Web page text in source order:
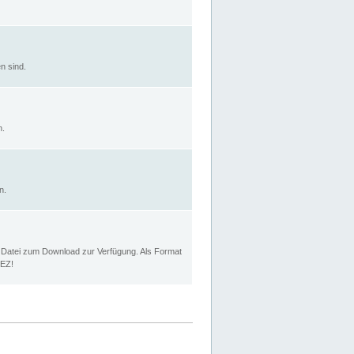
sind.
zum Download zur Verfügung. Als Format